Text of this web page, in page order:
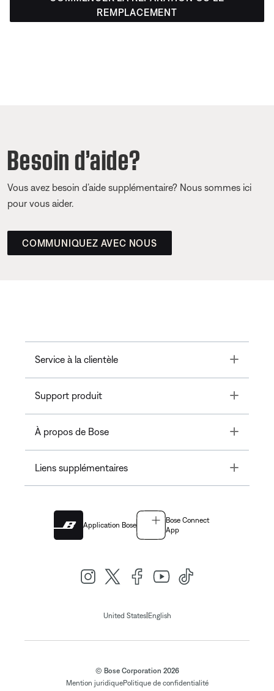
REMPLACEMENT
Besoin d’aide?
Vous avez besoin d’aide supplémentaire? Nous sommes ici
pour vous aider.
COMMUNIQUEZ AVEC NOUS
Service à la clientèle Toggle
Support produit Toggle
À propos de Bose Toggle
Liens supplémentaires Toggle
Application Bose
Bose Connect
App
United States| English
© Bose Corporation 2026
Mention juridiquePolitique de confidentialité